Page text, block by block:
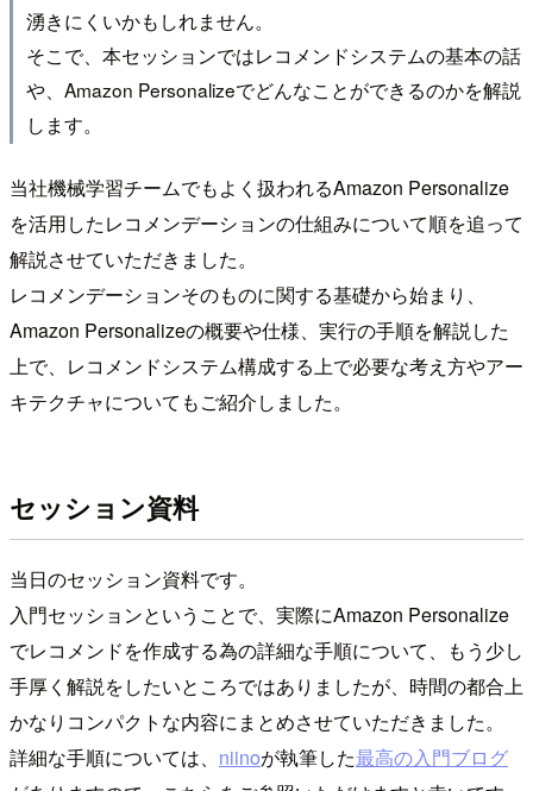
湧きにくいかもしれません。
そこで、本セッションではレコメンドシステムの基本の話
や、Amazon Personalizeでどんなことができるのかを解説
します。
当社機械学習チームでもよく扱われるAmazon Personalize
を活用したレコメンデーションの仕組みについて順を追って
解説させていただきました。
レコメンデーションそのものに関する基礎から始まり、
Amazon Personalizeの概要や仕様、実行の手順を解説した
上で、レコメンドシステム構成する上で必要な考え方やアー
キテクチャについてもご紹介しました。
セッション資料
当日のセッション資料です。
入門セッションということで、実際にAmazon Personalize
でレコメンドを作成する為の詳細な手順について、もう少し
手厚く解説をしたいところではありましたが、時間の都合上
かなりコンパクトな内容にまとめさせていただきました。
詳細な手順については、 niinoが執筆した最高の入門ブログ